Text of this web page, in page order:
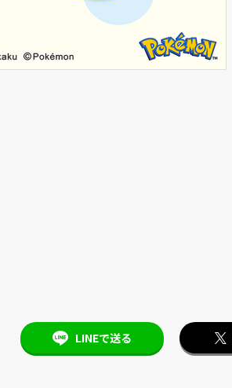
LINEで送る